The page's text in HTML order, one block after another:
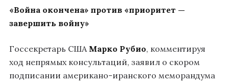
«Война окончена» против «приоритет —
завершить войну»
Госсекретарь США Марко Рубио, комментируя
ход непрямых консультаций, заявил о скором
подписании американо-иранского меморандума